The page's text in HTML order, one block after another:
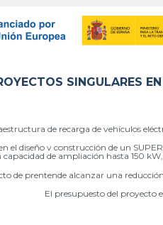
SINGULARES
de recarga de vehículos
el diseño y construcción de un
capacidad de ampliación hasta 150
de prentende alcanzar una
El presupuesto del proyecto